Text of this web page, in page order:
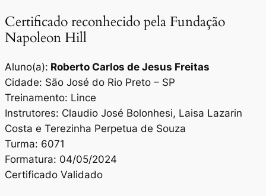
Certificado reconhecido pela Fundação
Napoleon Hill
Aluno(a): Roberto Carlos de Jesus Freitas
Cidade: São José do Rio Preto – SP
Treinamento: Lince
Instrutores: Claudio José Bolonhesi, Laisa Lazarin
Costa e Terezinha Perpetua de Souza
Turma: 6071
Formatura: 04/05/2024
Certificado Validado